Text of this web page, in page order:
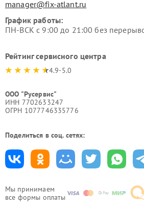
Мы принимаем
все формы оплаты
manager@fix-atlant.ru
График работы:
ПН-ВСК с 9:00 до 21:00 без
Рейтинг сервисного центра
4.9-5.0
ООО "Русервис"
ИНН 7702633247
ОГРН 1077746335776
Поделиться в соц. сетях: